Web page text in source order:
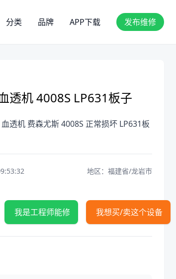
分类 品牌 APP下载 发布维修
透机 4008S LP631板子
透机 费森尤斯 4008S 正常损坏 LP631板
地区：福建省/龙岩市
我是工程师能修 我想买/卖这个设备